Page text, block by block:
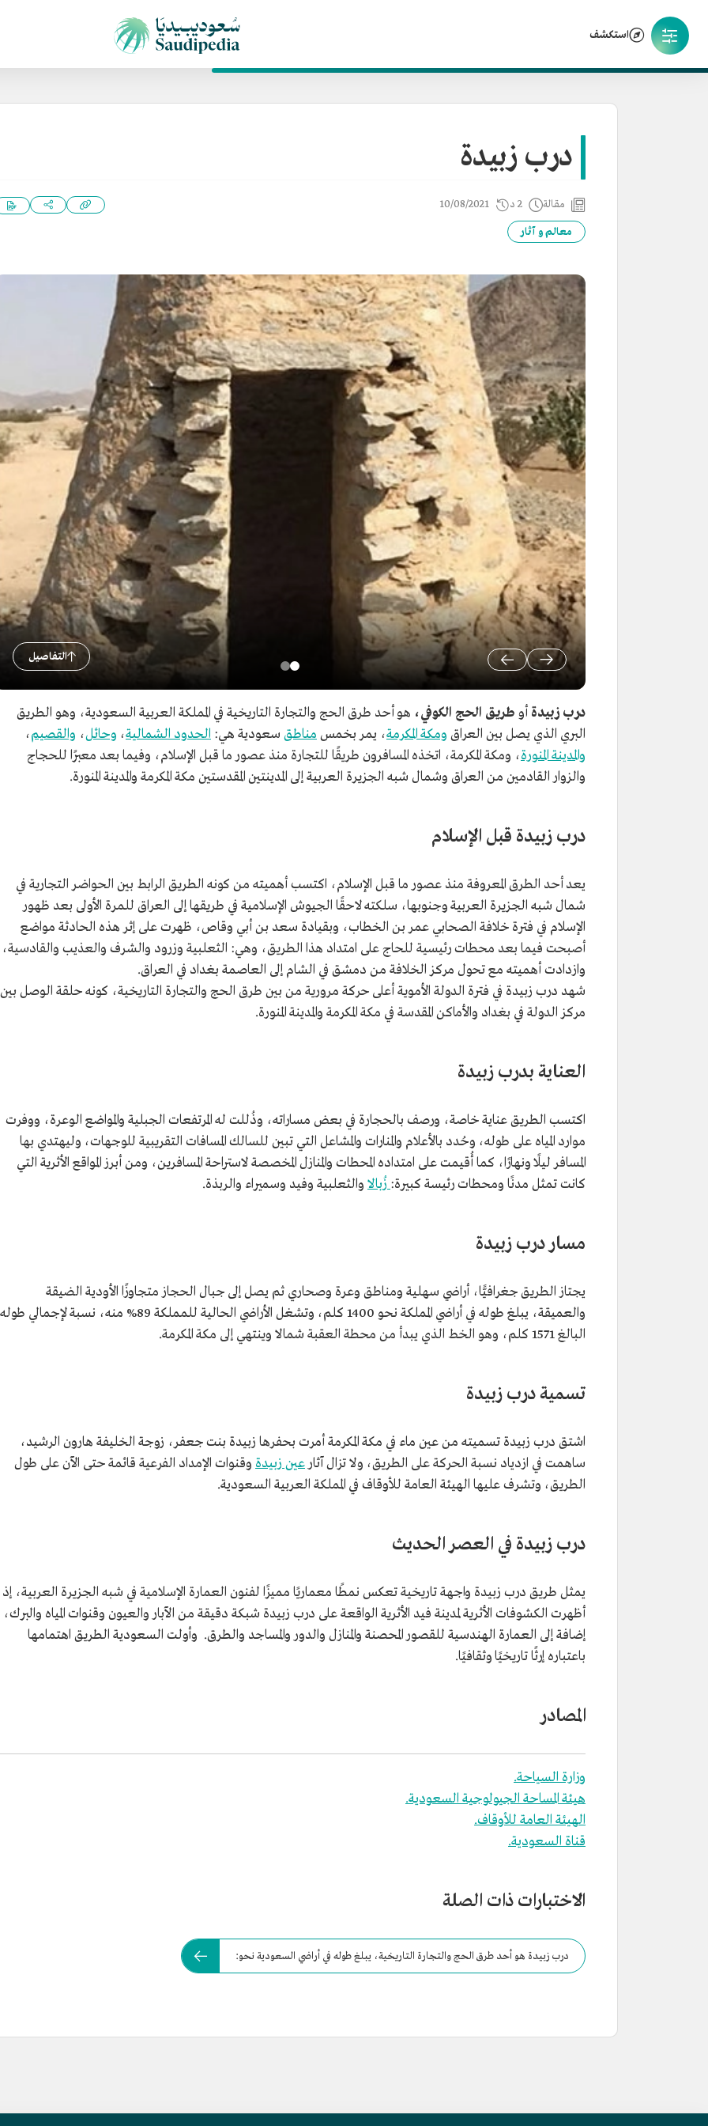
استكشف
درب زبيدة
مقالة 2 د 10/08/2021
معالم و آثار
التفاصيل
درب زبيدة أو طريق الحج الكوفي، هو أحد طرق الحج والتجارة التاريخية في المملكة العربية السعودية، وهو الطريق
البري الذي يصل بين العراق ومكة المكرمة، يمر بخمس مناطق سعودية هي: الحدود الشمالية، وحائل، والقصيم،
والمدينة المنورة، ومكة المكرمة، اتخذه المسافرون طريقًا للتجارة منذ عصور ما قبل الإسلام، وفيما بعد معبرًا للحجاج
والزوار القادمين من العراق وشمال شبه الجزيرة العربية إلى المدينتين المقدستين مكة المكرمة والمدينة المنورة.
درب زبيدة قبل الإسلام
يعد أحد الطرق المعروفة منذ عصور ما قبل الإسلام، اكتسب أهميته من كونه الطريق الرابط بين الحواضر التجارية في
شمال شبه الجزيرة العربية وجنوبها، سلكته لاحقًا الجيوش الإسلامية في طريقها إلى العراق للمرة الأولى بعد ظهور
الإسلام في فترة خلافة الصحابي عمر بن الخطاب، وبقيادة سعد بن أبي وقاص، ظهرت على إثر هذه الحادثة مواضع
أصبحت فيما بعد محطات رئيسية للحاج على امتداد هذا الطريق، وهي: الثعلبية وزرود والشرف والعذيب والقادسية،
وازدادت أهميته مع تحول مركز الخلافة من دمشق في الشام إلى العاصمة بغداد في العراق.
شهد درب زبيدة في فترة الدولة الأموية أعلى حركة مرورية من بين طرق الحج والتجارة التاريخية، كونه حلقة الوصل بين
مركز الدولة في بغداد والأماكن المقدسة في مكة المكرمة والمدينة المنورة.
العناية بدرب زبيدة
اكتسب الطريق عناية خاصة، ورصف بالحجارة في بعض مساراته، وذُللت له المرتفعات الجبلية والمواضع الوعرة، ووفرت
موارد المياه على طوله، وحُدد بالأعلام والمنارات والمشاعل التي تبين للسالك المسافات التقريبية للوجهات، وليهتدي بها
المسافر ليلًا ونهارًا، كما أُقيمت على امتداده المحطات والمنازل المخصصة لاستراحة المسافرين، ومن أبرز المواقع الأثرية التي
كانت تمثل مدنًا ومحطات رئيسة كبيرة: زُبالا والثعلبية وفيد وسميراء والربذة.
مسار درب زبيدة
يجتاز الطريق جغرافيًّا، أراضي سهلية ومناطق وعرة وصحاري ثم يصل إلى جبال الحجاز متجاوزًا الأودية الضيقة
والعميقة، يبلغ طوله في أراضي المملكة نحو 1400 كلم، وتشغل الأراضي الحالية للمملكة 89% منه، نسبة لإجمالي طوله
البالغ 1571 كلم، وهو الخط الذي يبدأ من محطة العقبة شمالا وينتهي إلى مكة المكرمة.
تسمية درب زبيدة
اشتق درب زبيدة تسميته من عين ماء في مكة المكرمة أمرت بحفرها زبيدة بنت جعفر، زوجة الخليفة هارون الرشيد،
ساهمت في ازدياد نسبة الحركة على الطريق، ولا تزال آثار عين زبيدة وقنوات الإمداد الفرعية قائمة حتى الآن على طول
الطريق، وتشرف عليها الهيئة العامة للأوقاف في المملكة العربية السعودية.
درب زبيدة في العصر الحديث
يمثل طريق درب زبيدة واجهة تاريخية تعكس نمطًا معماريًا مميزًا لفنون العمارة الإسلامية في شبه الجزيرة العربية، إذ
أظهرت الكشوفات الأثرية لمدينة فيد الأثرية الواقعة على درب زبيدة شبكة دقيقة من الآبار والعيون وقنوات المياه والبرك،
إضافة إلى العمارة الهندسية للقصور المحصنة والمنازل والدور والمساجد والطرق. وأولت السعودية الطريق اهتمامها
باعتباره إرثًا تاريخيًا وثقافيًا.
المصادر
وزارة السياحة.
هيئة المساحة الجيولوجية السعودية.
الهيئة العامة للأوقاف.
قناة السعودية.
الاختبارات ذات الصلة
درب زبيدة هو أحد طرق الحج والتجارة التاريخية، يبلغ طوله في أراضي السعودية نحو: